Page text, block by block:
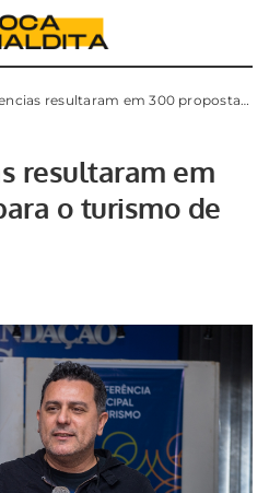
em 300 propostas para o turismo de Foz do Iguaçu
resultaram em
o turismo de